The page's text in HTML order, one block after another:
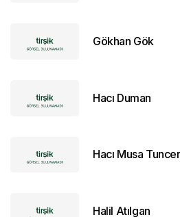
Gökhan Gök
Hacı Duman
Hacı Musa Tuncer
Halil Atılgan